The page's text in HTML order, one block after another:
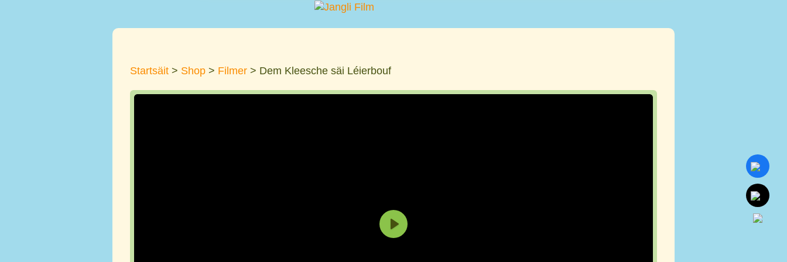
Startsäit > Shop > Filmer > Dem Kleesche säi Léierbouf
P